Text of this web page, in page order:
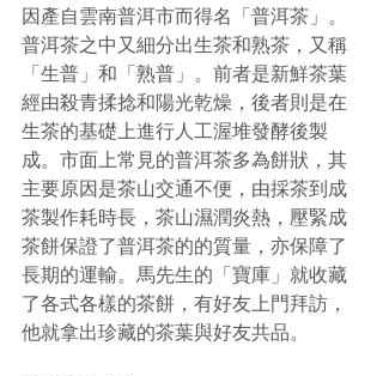
因產自雲南普洱市而得名「普洱茶」。
普洱茶之中又細分出生茶和熟茶，又稱
「生普」和「熟普」。前者是新鮮茶葉
經由殺青揉捻和陽光乾燥，後者則是在
生茶的基礎上進行人工渥堆發酵後製
成。市面上常見的普洱茶多為餅狀，其
主要原因是茶山交通不便，由採茶到成
茶製作耗時長，茶山濕潤炎熱，壓緊成
茶餅保證了普洱茶的的質量，亦保障了
長期的運輸。馬先生的「寶庫」就收藏
了各式各樣的茶餅，有好友上門拜訪，
他就拿出珍藏的茶葉與好友共品。